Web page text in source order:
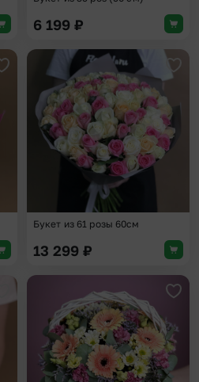
6 199 ₽
Добавить в избранное
Букет из 61 розы 60см
13 299 ₽
Добавить в избранное